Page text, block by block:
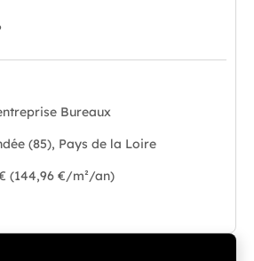
Bureaux
(85), Pays de la Loire
(144,96 €/m²/an)